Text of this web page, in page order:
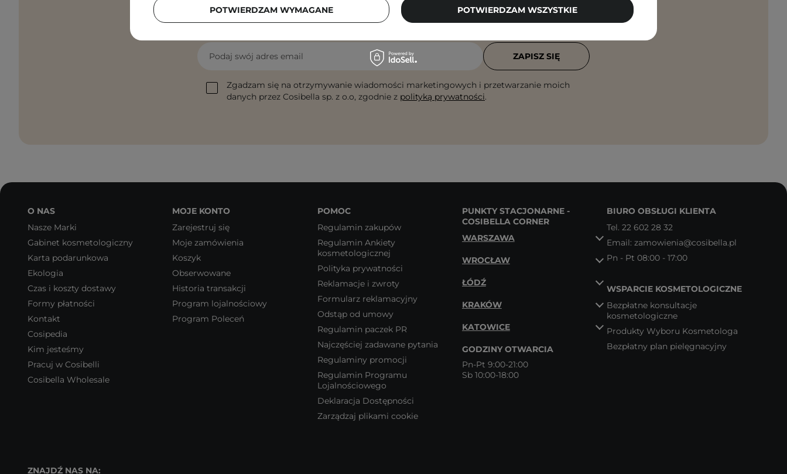
Pielęgnacyjne checklisty, eksperckie porady, beauty nowości - prosto na maila!
Podaj swój adres email
Zgadzam się na otrzymywanie wiadomości marketingowych i przetwarzanie moich
danych przez Cosibella sp. z o.o, zgodnie z polityką prywatności.
ZAPISZ SIĘ
O NAS
Nasze Marki
Gabinet kosmetologiczny
Karta podarunkowa
Ekologia
Czas i koszty dostawy
Formy płatności
Kontakt
Cosipedia
Kim jesteśmy
Pracuj w Cosibelli
Cosibella Wholesale
MOJE KONTO
Zarejestruj się
Moje zamówienia
Koszyk
Obserwowane
Historia transakcji
Program lojalnościowy
Program Poleceń
POMOC
Regulamin zakupów
Regulamin Ankiety
kosmetologicznej
Polityka prywatności
Reklamacje i zwroty
Formularz reklamacyjny
Odstąp od umowy
Regulamin paczek PR
Najczęściej zadawane pytania
Regulaminy promocji
Regulamin Programu
Lojalnościowego
Deklaracja Dostępności
Zarządzaj plikami cookie
PUNKTY STACJONARNE -
COSIBELLA CORNER
WARSZAWA
WROCŁAW
ŁÓDŹ
KRAKÓW
KATOWICE
GODZINY OTWARCIA
Pn-Pt 9:00-21:00
Sb 10:00-18:00
BIURO OBSŁUGI KLIENTA
Tel. 22 602 28 32
Email: zamowienia@cosibella.pl
Pn - Pt 08:00 - 17:00
WSPARCIE KOSMETOLOGICZNE
Bezpłatne konsultacje
kosmetologiczne
Produkty Wyboru Kosmetologa
Bezpłatny plan pielęgnacyjny
ZNAJDŹ NAS NA:
POTWIERDZAM WYMAGANE POTWIERDZAM WSZYSTKIE